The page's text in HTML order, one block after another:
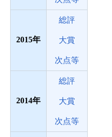
2015
総評
大賞
次点等
2014
総評
大賞
次点等